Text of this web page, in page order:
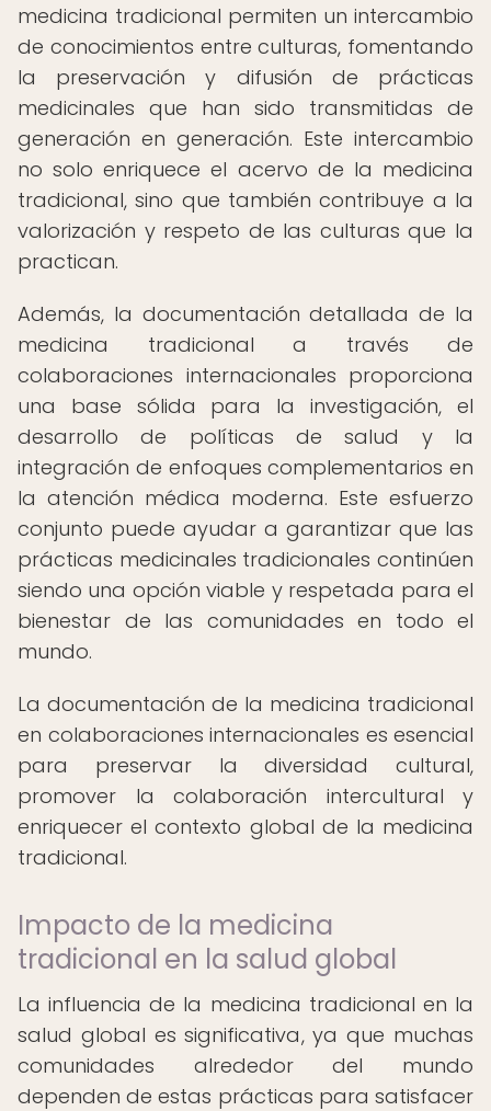
medicina tradicional permiten un intercambio
de conocimientos entre culturas, fomentando
la preservación y difusión de prácticas
medicinales que han sido transmitidas de
generación en generación. Este intercambio
no solo enriquece el acervo de la medicina
tradicional, sino que también contribuye a la
valorización y respeto de las culturas que la
practican.
Además, la documentación detallada de la
medicina tradicional a través de
colaboraciones internacionales proporciona
una base sólida para la investigación, el
desarrollo de políticas de salud y la
integración de enfoques complementarios en
la atención médica moderna. Este esfuerzo
conjunto puede ayudar a garantizar que las
prácticas medicinales tradicionales continúen
siendo una opción viable y respetada para el
bienestar de las comunidades en todo el
mundo.
La documentación de la medicina tradicional
en colaboraciones internacionales es esencial
para preservar la diversidad cultural,
promover la colaboración intercultural y
enriquecer el contexto global de la medicina
tradicional.
Impacto de la medicina
tradicional en la salud global
La influencia de la medicina tradicional en la
salud global es significativa, ya que muchas
comunidades alrededor del mundo
dependen de estas prácticas para satisfacer